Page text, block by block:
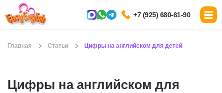
+7 (925) 680-61-90
Главная Статьи Цифры на английском для детей
Цифры на английском для